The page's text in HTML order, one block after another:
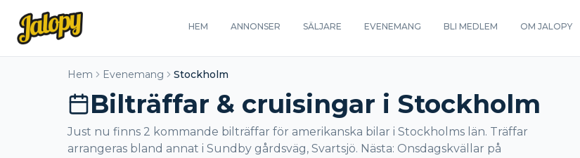
HEM ANNONSER SÄLJARE EVENEMANG BLI MEDLEM OM JALOPY
Hem Evenemang Stockholm
Bilträffar & cruisingar i Stockholm
Just nu finns 2 kommande bilträffar för amerikanska bilar i Stockholms län. Träffar
arrangeras bland annat i Sundby gårdsväg, Svartsjö. Nästa: Onsdagskvällar på